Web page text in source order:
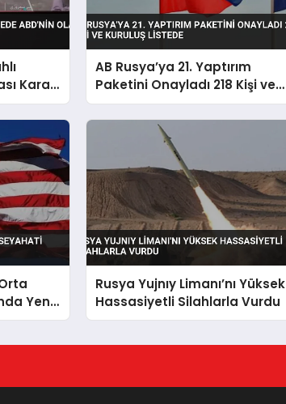
Kara
AB Rusya’ya 21. Yaptırım
Paketini Onayladı 218 Kişi ve
Kuruluş Listede
Yeni
Rusya Yujnıy Limanı’nı Yüksek
Hassasiyetli Silahlarla Vurdu